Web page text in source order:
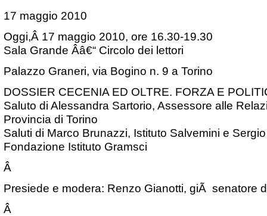
17 maggio 2010
Oggi,Â 17 maggio 2010, ore 16.30-19.30
Sala Grande Â­â€“ Circolo dei lettori
Palazzo Graneri, via Bogino n. 9 a Torino
DOSSIER CECENIA ED OLTRE. FORZA E
Saluto di Alessandra Sartorio, Assessore alle
Provincia di Torino
Saluti di Marco Brunazzi, Istituto Salvemini e
Fondazione Istituto Gramsci
Â
Presiede e modera: Renzo Gianotti, giÃ senatore
Â